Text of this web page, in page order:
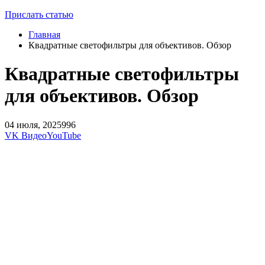
Прислать статью
Главная
Квадратные светофильтры для объективов. Обзор
Квадратные светофильтры
для объективов. Обзор
04 июля, 2025996
VK ВидеоYouTube